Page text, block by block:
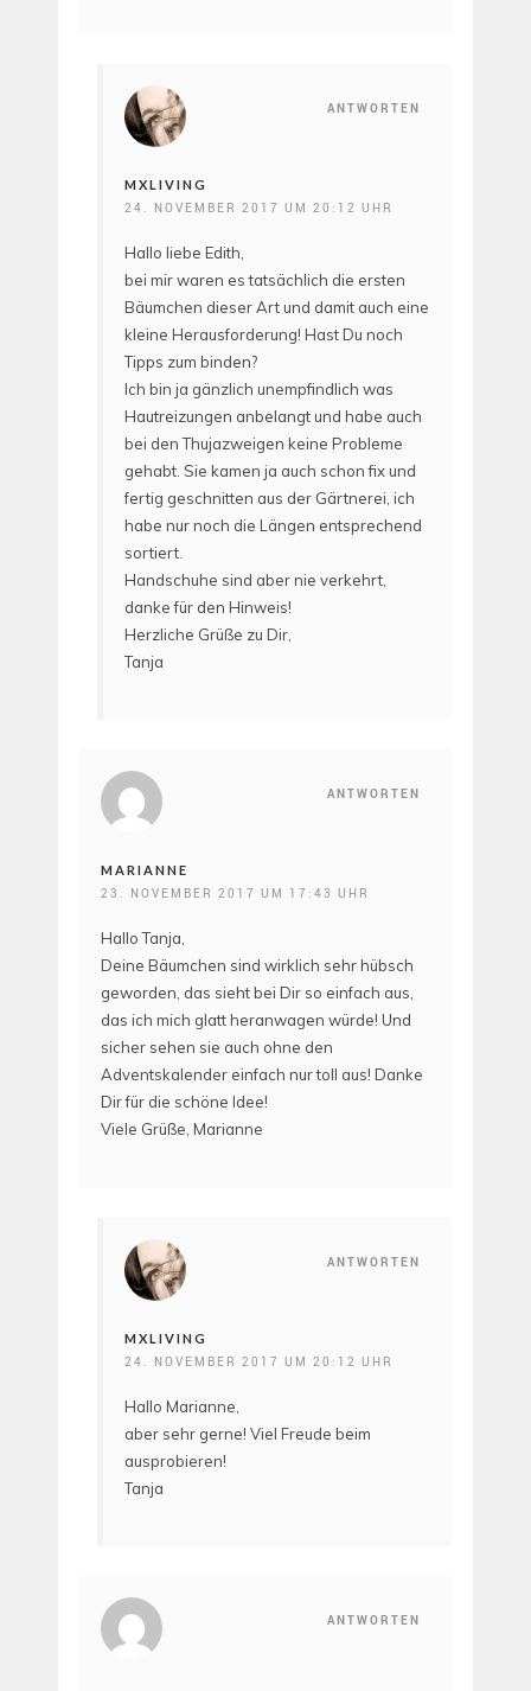
ANTWORTEN
MXLIVING
24. NOVEMBER 2017 UM 20:12 UHR
Hallo liebe Edith,
bei mir waren es tatsächlich die ersten
Bäumchen dieser Art und damit auch eine
kleine Herausforderung! Hast Du noch
Tipps zum binden?
Ich bin ja gänzlich unempfindlich was
Hautreizungen anbelangt und habe auch
bei den Thujazweigen keine Probleme
gehabt. Sie kamen ja auch schon fix und
fertig geschnitten aus der Gärtnerei, ich
habe nur noch die Längen entsprechend
sortiert.
Handschuhe sind aber nie verkehrt,
danke für den Hinweis!
Herzliche Grüße zu Dir,
Tanja
ANTWORTEN
MARIANNE
23. NOVEMBER 2017 UM 17:43 UHR
Hallo Tanja,
Deine Bäumchen sind wirklich sehr hübsch
geworden, das sieht bei Dir so einfach aus,
das ich mich glatt heranwagen würde! Und
sicher sehen sie auch ohne den
Adventskalender einfach nur toll aus! Danke
Dir für die schöne Idee!
Viele Grüße, Marianne
ANTWORTEN
MXLIVING
24. NOVEMBER 2017 UM 20:12 UHR
Hallo Marianne,
aber sehr gerne! Viel Freude beim
ausprobieren!
Tanja
ANTWORTEN